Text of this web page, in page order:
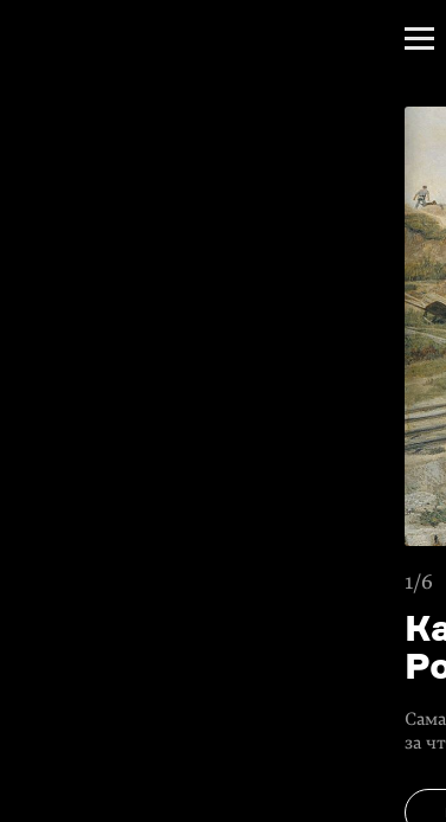
1/6
за